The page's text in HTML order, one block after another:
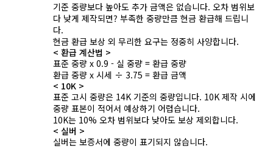
기준 중량보다 높아도 추가 금액은 없습니다. 오차 범위보
다 낮게 제작되면? 부족한 중량만큼 현금 환급해 드립니
다.
현금 환급 보상 외 무리한 요구는 정중히 사양합니다.
< 환급 계산법 >
표준 중량 x 0.9 - 실 중량 = 환급 중량
환급 중량 x 시세 ÷ 3.75 = 환급 금액
< 10K >
표준 고시 중량은 14K 기준의 중량입니다. 10K 제작 시에
중량 표본이 적어서 예상하기 어렵습니다.
10K는 10% 오차 범위보다 낮아도 보상 제외합니다.
< 실버 >
실버는 보증서에 중량이 표기되지 않습니다.